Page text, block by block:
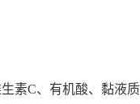
素C、有机酸、黏液